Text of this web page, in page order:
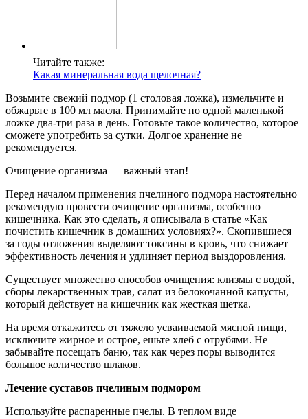
Читайте также:
Какая минеральная вода щелочная?
Возьмите свежий подмор (1 столовая ложка), измельчите и
обжарьте в 100 мл масла. Принимайте по одной маленькой
ложке два-три раза в день. Готовьте такое количество, которое
сможете употребить за сутки. Долгое хранение не
рекомендуется.
Очищение организма — важный этап!
Перед началом применения пчелиного подмора настоятельно
рекомендую провести очищение организма, особенно
кишечника. Как это сделать, я описывала в статье «Как
почистить кишечник в домашних условиях?». Скопившиеся
за годы отложения выделяют токсины в кровь, что снижает
эффективность лечения и удлиняет период выздоровления.
Существует множество способов очищения: клизмы с водой,
сборы лекарственных трав, салат из белокочанной капусты,
который действует на кишечник как жесткая щетка.
На время откажитесь от тяжело усваиваемой мясной пищи,
исключите жирное и острое, ешьте хлеб с отрубями. Не
забывайте посещать баню, так как через поры выводится
большое количество шлаков.
Лечение суставов пчелиным подмором
Используйте распаренные пчелы. В теплом виде